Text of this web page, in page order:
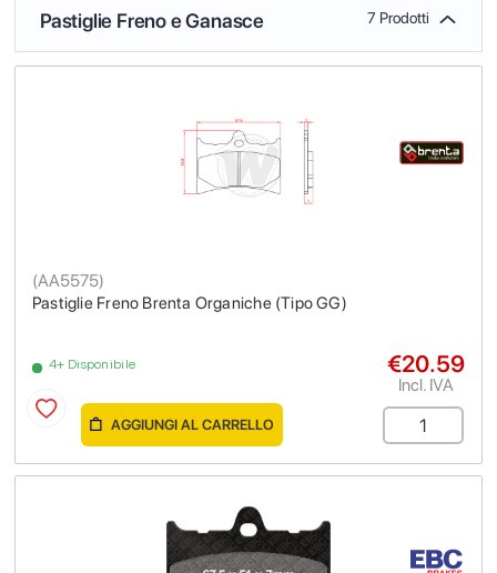
Pastiglie Freno e Ganasce 7 Prodotti
Pastiglie Freno Brenta Organiche (Tipo GG)
(AA5575)
4+ Disponibile €20.59
Incl. IVA
AGGIUNGI AL CARRELLO